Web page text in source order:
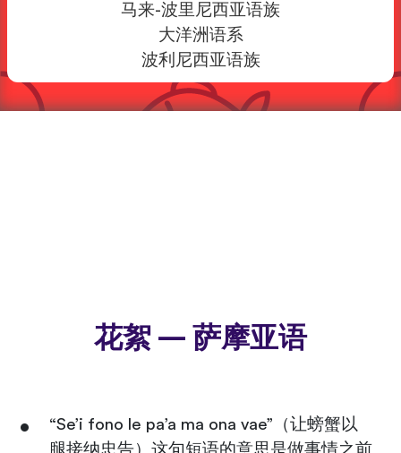
马来-波里尼西亚语族
大洋洲语系
波利尼西亚语族
花絮 — 萨摩亚语
“Se’i fono le pa’a ma ona vae”（让螃蟹以
腿接纳忠告）这句短语的意思是做事情之前